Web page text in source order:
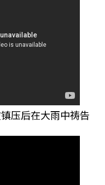
压后在大雨中祷告